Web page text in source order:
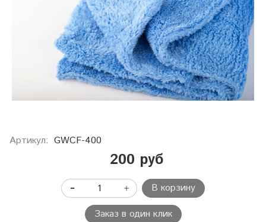
Артикул: GWCF-400
200 руб
В корзину
Заказ в один клик